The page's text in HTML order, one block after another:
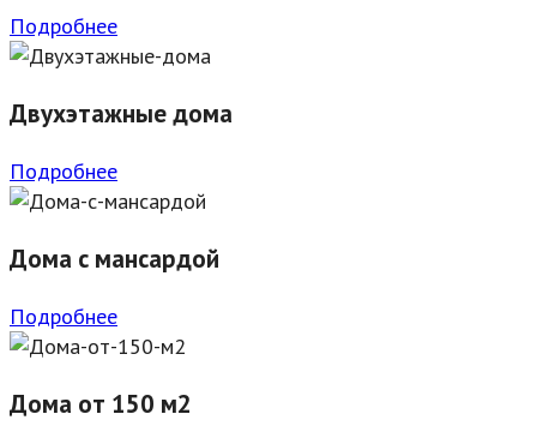
Подробнее
Двухэтажные дома
Подробнее
Дома с мансардой
Подробнее
Дома от 150 м2